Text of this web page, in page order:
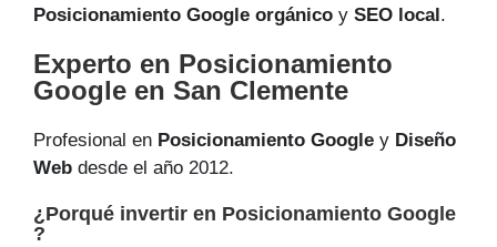
Posicionamiento Google orgánico y SEO local .
Experto en Posicionamiento
Google en San Clemente
Profesional en Posicionamiento Google y Diseño
Web desde el año 2012.
¿Porqué invertir en Posicionamiento Google
?